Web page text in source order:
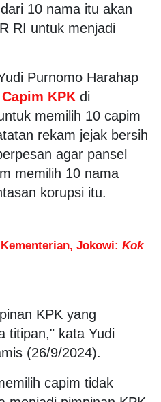
10 nama itu akan
RI untuk menjadi
Purnomo Harahap
KPK di
memilih 10 capim
rekam jejak bersih
agar pansel
memilih 10 nama
korupsi itu.
Jokowi: Kok
KPK yang
titipan," kata Yudi
(26/9/2024).
capim tidak